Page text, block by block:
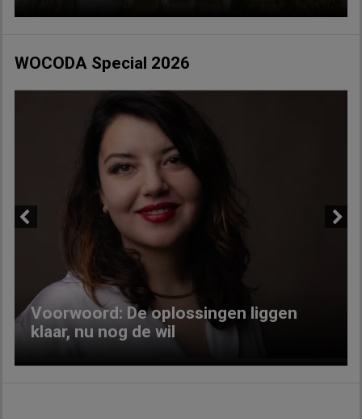
WOCODA Special 2026
Voorwoord: De oplossingen liggen
klaar, nu nog de wil